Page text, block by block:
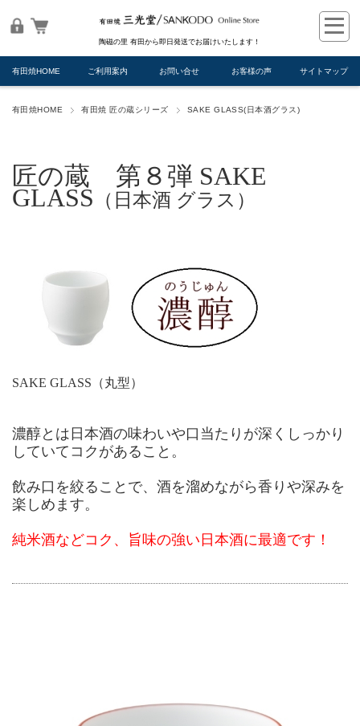
陶磁の里 有田から即日発送でお届けいたします！
有田焼HOME ご利用案内 お問い合せ お客様の声 サイトマップ
有田焼HOME 有田焼 匠の蔵シリーズ SAKE GLASS(日本酒グラス)
匠の蔵 第８弾 SAKE
GLASS （日本酒 グラス）
SAKE GLASS（丸型）
濃醇とは日本酒の味わいや口当たりが深くしっかり
していてコクがあること。
飲み口を絞ることで、酒を溜めながら香りや深みを
楽しめます。
純米酒などコク、旨味の強い日本酒に最適です！